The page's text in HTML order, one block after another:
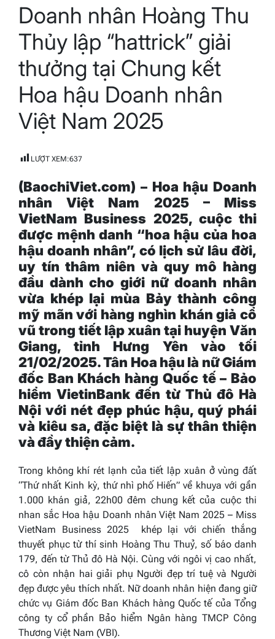
read
time
Doanh nhân Hoàng Thu
Thủy lập “hattrick” giải
thưởng tại Chung kết
Hoa hậu Doanh nhân
Việt Nam 2025
LƯỢT XEM:637
(BaochiViet.com) – Hoa hậu Doanh
nhân Việt Nam 2025 – Miss
VietNam Business 2025, cuộc thi
được mệnh danh “hoa hậu của hoa
hậu doanh nhân”, có lịch sử lâu đời,
uy tín thâm niên và quy mô hàng
đầu dành cho giới nữ doanh nhân
vừa khép lại mùa Bảy thành công
mỹ mãn với hàng nghìn khán giả cổ
vũ trong tiết lập xuân tại huyện Văn
Giang, tỉnh Hưng Yên vào tối
21/02/2025. Tân Hoa hậu là nữ Giám
đốc Ban Khách hàng Quốc tế – Bảo
hiểm VietinBank đến từ Thủ đô Hà
Nội với nét đẹp phúc hậu, quý phái
và kiêu sa, đặc biệt là sự thân thiện
và đầy thiện cảm.
Trong không khí rét lạnh của tiết lập xuân ở vùng đất
“Thứ nhất Kinh kỳ, thứ nhì phố Hiến” về khuya với gần
1.000 khán giả, 22h00 đêm chung kết của cuộc thi
nhan sắc Hoa hậu Doanh nhân Việt Nam2025– Miss
VietNam Business 2025
khép lại với chiến thắng
thuyết phục từ thí sinh Hoàng Thu Thuỷ, số báo danh
179, đến từ Thủ đô Hà Nội. Cùng với ngôi vị cao nhất,
cô còn nhận hai giải phụ Người đẹp trí tuệvà Người
đẹp được yêu thích nhất. Nữ doanh nhân hiện đang giữ
chức vụ Giám đốc Ban Khách hàng Quốc tế của Tổng
công ty cổ phần Bảo hiểm Ngân hàng TMCP Công
Thương Việt Nam (VBI).